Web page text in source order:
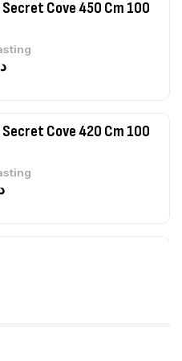
Secret Cove 420 Cm 100
Sunset Massive Attack
30kg